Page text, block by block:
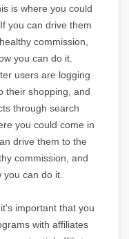
is where you could
you can drive them
commission,
you can do it.
users are logging
their shopping, and
through search
you could come in
drive them to the
commission, and
can do it.
important that you
with affiliates